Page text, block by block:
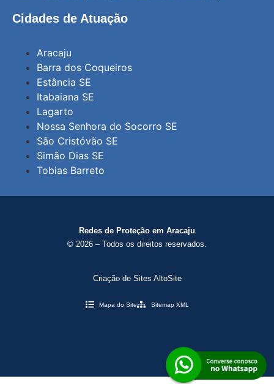
Cidades de Atuação
Aracaju
Barra dos Coqueiros
Estância SE
Itabaiana SE
Lagarto
Nossa Senhora do Socorro SE
São Cristóvão SE
Simão Dias SE
Tobias Barreto
Redes de Proteção em Aracaju
© 2026 – Todos os direitos reservados.
Criação de Sites AltoSite
Mapa do Site Sitemap XML